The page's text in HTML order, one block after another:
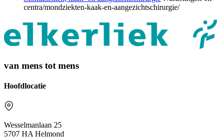
centra/mondziekten-kaak-en-aangezichtschirurgie/
van mens tot mens
Hoofdlocatie
Wesselmanlaan 25
5707 HA Helmond